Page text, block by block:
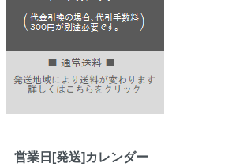
営業日[発送]カレンダー